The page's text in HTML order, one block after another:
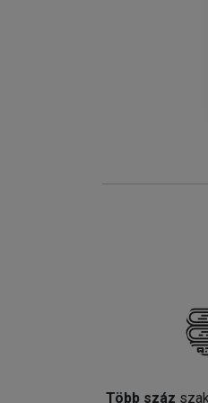
Több száz